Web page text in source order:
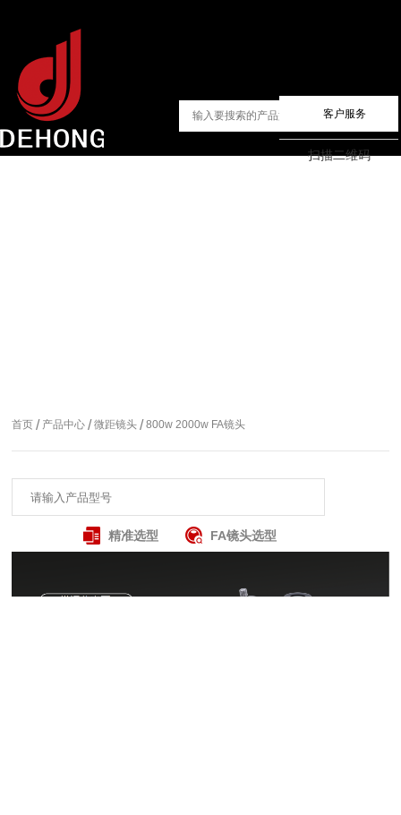
首页 / 产品中心 / 微距镜头 / 800w 2000w FA镜头
精准选型 FA镜头选型
客户服务
扫描二维码